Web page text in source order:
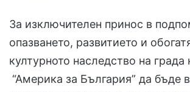
За изключителен принос в
опазването, развитието и
културното наследство на
“Америка за България” да бъде